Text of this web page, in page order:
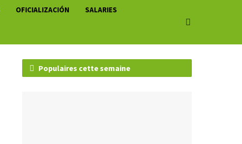
OFICIALIZACIÓN SALARIES
Populaires cette semaine